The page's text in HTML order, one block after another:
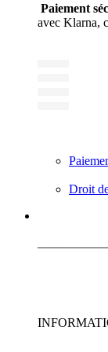
Paiement
avec Klarna,
Droit